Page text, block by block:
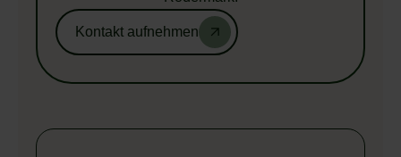
Kontakt aufnehmen